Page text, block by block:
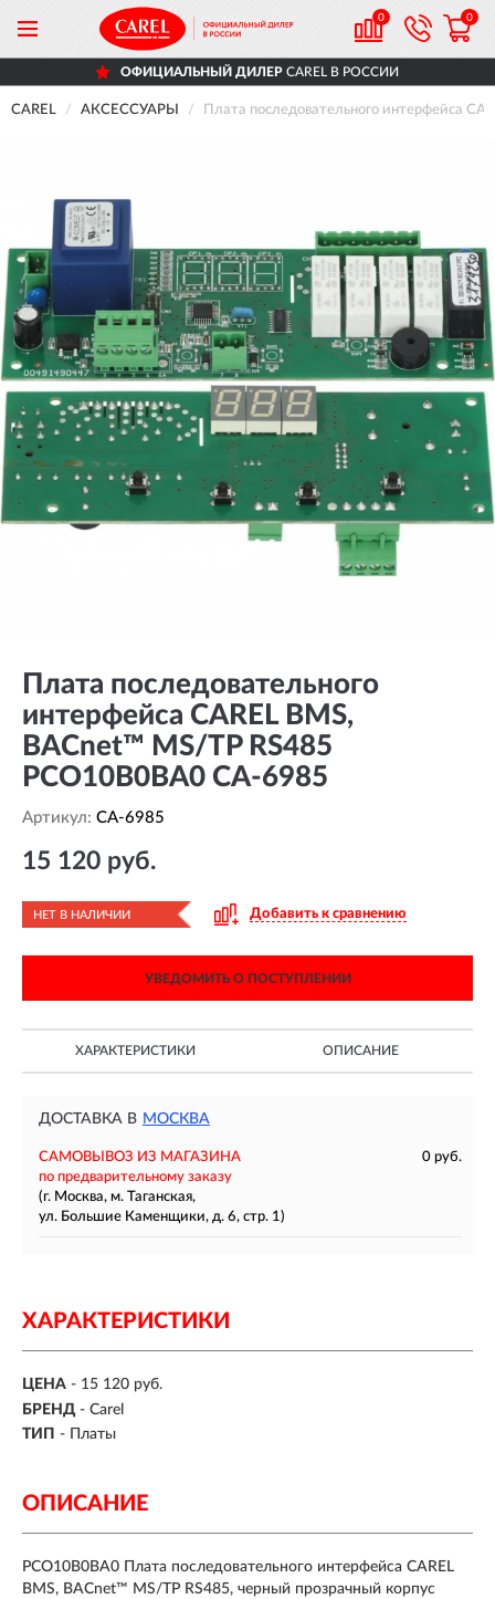
0 0
ОФИЦИАЛЬНЫЙ ДИЛЕРCAREL В РОССИИ
CAREL АКСЕССУАРЫ Плата последовательного интерфейса
Плата последовательного
интерфейса CAREL BMS,
BACnet™ MS/TP RS485
PCO10B0BA0 CA-6985
Артикул: CA-6985
15 120 руб.
НЕТ В НАЛИЧИИ Добавить к сравнению
УВЕДОМИТЬ О ПОСТУПЛЕНИИ
ХАРАКТЕРИСТИКИ ОПИСАНИЕ
ДОСТАВКА В МОСКВА
САМОВЫВОЗ ИЗ МАГАЗИНА
0 руб.
по предварительному заказу
(г. Москва, м. Таганская,
ул. Большие Каменщики, д. 6, стр. 1)
ХАРАКТЕРИСТИКИ
ЦЕНА - 15 120 руб.
БРЕНД - Carel
ТИП - Платы
ОПИСАНИЕ
PCO10B0BA0 Плата последовательного интерфейса CAREL
BMS, BACnet™ MS/TP RS485, черный прозрачный корпус